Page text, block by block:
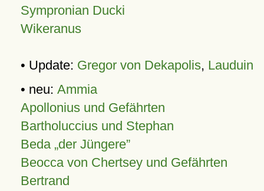
Sympronian Ducki
Wikeranus
• Update: Gregor von Dekapolis, Lauduin
• neu: Ammia
Apollonius und Gefährten
Bartholuccius und Stephan
Beda „der Jüngere”
Beocca von Chertsey und Gefährten
Bertrand